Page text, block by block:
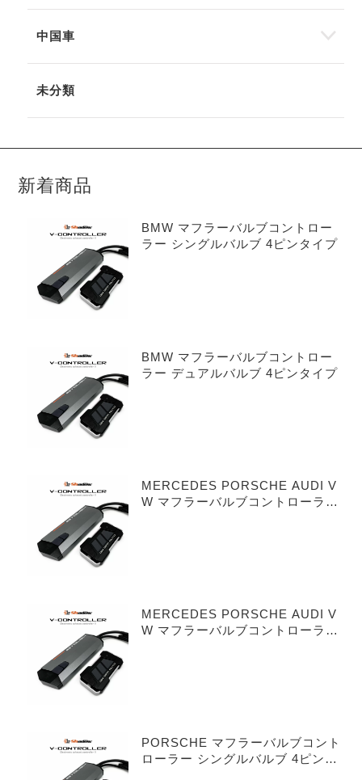
中国車
未分類
新着商品
BMW マフラーバルブコントロー
ラー シングルバルブ 4ピンタイプ
BMW マフラーバルブコントロー
ラー デュアルバルブ 4ピンタイプ
MERCEDES PORSCHE AUDI V
W マフラーバルブコントローラー
MERCEDES PORSCHE AUDI V
W マフラーバルブコントローラー
PORSCHE マフラーバルブコント
ローラー シングルバルブ 4ピンタ